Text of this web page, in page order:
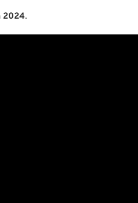
2024.